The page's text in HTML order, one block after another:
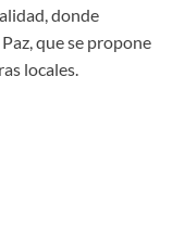
donde
que se propone
locales.